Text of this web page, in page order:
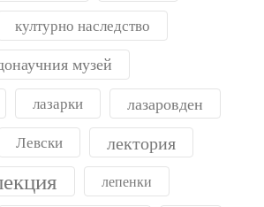
културно наследство
музей
лазарки лазаровден
Левски лектория
лепенки